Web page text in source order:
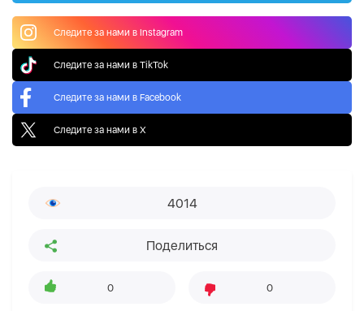
Следите за нами в Instagram
Следите за нами в TikTok
Следите за нами в Facebook
Следите за нами в X
4014
Поделиться
0 0